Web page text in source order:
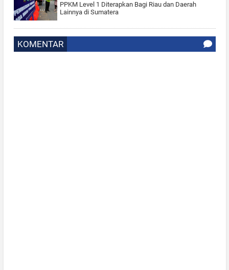
PPKM Level 1 Diterapkan Bagi Riau dan Daerah
Lainnya di Sumatera
KOMENTAR